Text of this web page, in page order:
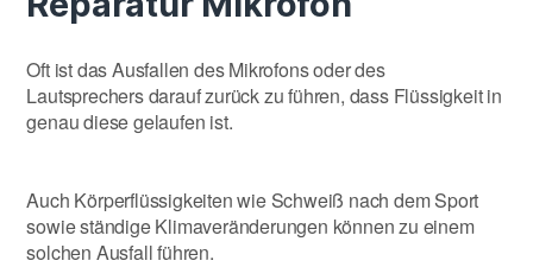
Oft ist das Ausfallen des Mikrofons oder des
Lautsprechers darauf zurück zu führen, dass Flüssigkeit in
genau diese gelaufen ist.
Auch Körperflüssigkeiten wie Schweiß nach dem Sport
sowie ständige Klimaveränderungen können zu einem
solchen Ausfall führen.